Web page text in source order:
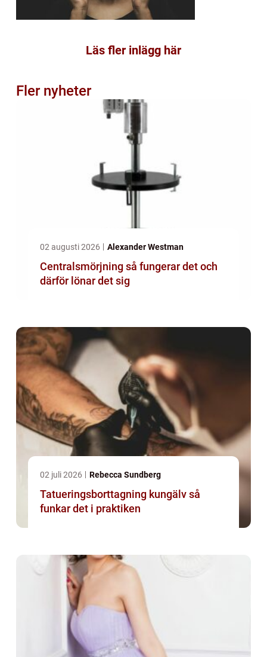
Läs fler inlägg här
Fler nyheter
02 augusti 2026 Alexander Westman
Centralsmörjning så fungerar det och
därför lönar det sig
02 juli 2026 Rebecca Sundberg
Tatueringsborttagning kungälv så
funkar det i praktiken